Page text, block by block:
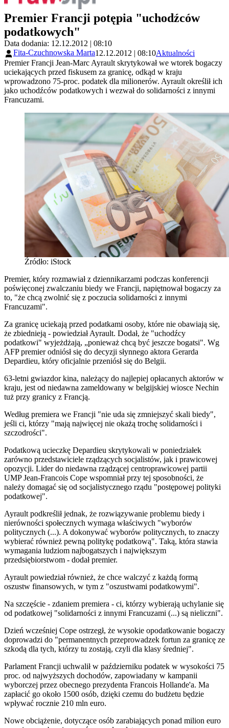
Premier Francji potępia "uchodźców
podatkowych"
Data dodania: 12.12.2012 | 08:10
Fita-Czuchnowska Marta12.12.2012 | 08:10Aktualności
Premier Francji Jean-Marc Ayrault skrytykował we wtorek bogaczy
uciekających przed fiskusem za granicę, odkąd w kraju
wprowadzono 75-proc. podatek dla milionerów. Ayrault określił ich
jako uchodźców podatkowych i wezwał do solidarności z innymi
Francuzami.
Źródło: iStock
Premier, który rozmawiał z dziennikarzami podczas konferencji
poświęconej zwalczaniu biedy we Francji, napiętnował bogaczy za
to, "że chcą zwolnić się z poczucia solidarności z innymi
Francuzami".
Za granicę uciekają przed podatkami osoby, które nie obawiają się,
że zbiednieją - powiedział Ayrault. Dodał, że "uchodźcy
podatkowi" wyjeżdżają, „ponieważ chcą być jeszcze bogatsi". Wg
AFP premier odniósł się do decyzji słynnego aktora Gerarda
Depardieu, który oficjalnie przeniósł się do Belgii.
63-letni gwiazdor kina, należący do najlepiej opłacanych aktorów w
kraju, jest od niedawna zameldowany w belgijskiej wiosce Nechin
tuż przy granicy z Francją.
Według premiera we Francji "nie uda się zmniejszyć skali biedy",
jeśli ci, którzy "mają najwięcej nie okażą trochę solidarności i
szczodrości".
Podatkową ucieczkę Depardieu skrytykowali w poniedziałek
zarówno przedstawiciele rządzących socjalistów, jak i prawicowej
opozycji. Lider do niedawna rządzącej centroprawicowej partii
UMP Jean-Francois Cope wspomniał przy tej sposobności, że
należy domagać się od socjalistycznego rządu "postępowej polityki
podatkowej".
Ayrault podkreślił jednak, że rozwiązywanie problemu biedy i
nierówności społecznych wymaga właściwych "wyborów
politycznych (...). A dokonywać wyborów politycznych, to znaczy
wybierać również pewną politykę podatkową". Taką, która stawia
wymagania ludziom najbogatszych i największym
przedsiębiorstwom - dodał premier.
Ayrault powiedział również, że chce walczyć z każdą formą
oszustw finansowych, w tym z "oszustwami podatkowymi".
Na szczęście - zdaniem premiera - ci, którzy wybierają uchylanie się
od podatkowej "solidarności z innymi Francuzami (...) są nieliczni".
Dzień wcześniej Cope ostrzegł, że wysokie opodatkowanie bogaczy
doprowadzi do "permanentnych przeprowadzek fortun za granicę ze
szkodą dla tych, którzy tu zostają, czyli dla klasy średniej".
Parlament Francji uchwalił w październiku podatek w wysokości 75
proc. od najwyższych dochodów, zapowiadany w kampanii
wyborczej przez obecnego prezydenta Francois Hollande'a. Ma
zapłacić go około 1500 osób, dzięki czemu do budżetu będzie
wpływać rocznie 210 mln euro.
Nowe obciążenie, dotyczące osób zarabiających ponad milion euro